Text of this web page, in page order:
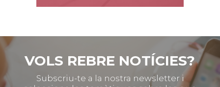
VOLS REBRE NOTÍCIES?
Subscriu-te a la nostra newsletter i